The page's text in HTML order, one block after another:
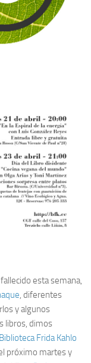
esta semana,
, diferentes
y algunos
libros, dimos
Biblioteca Frida Kahlo
próximo martes y